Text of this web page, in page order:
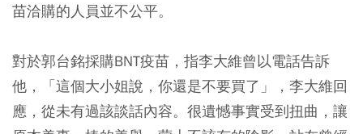
苗洽購的人員並不公平。
對於郭台銘採購BNT疫苗，指李大維曾以電話告訴
他，「這個大小姐說，你還是不要買了」，李大維回
應，從未有過該談話內容。很遺憾事實受到扭曲，讓